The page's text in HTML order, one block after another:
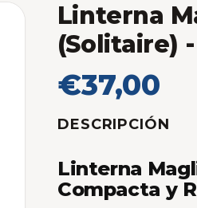
Linterna
(Solitaire)
€37,00
DESCRIPCIÓN
Linterna
Compacta y